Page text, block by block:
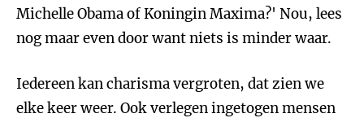
Michelle Obama of Koningin Maxima?' Nou, lees
nog maar even door want niets is minder waar.
Iedereen kan charisma vergroten, dat zien we
elke keer weer. Ook verlegen ingetogen mensen